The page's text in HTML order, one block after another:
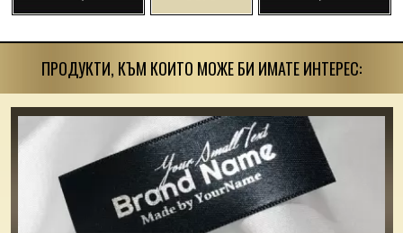
ПРОДУКТИ, КЪМ КОИТО МОЖЕ БИ ИМАТЕ ИНТЕРЕС: